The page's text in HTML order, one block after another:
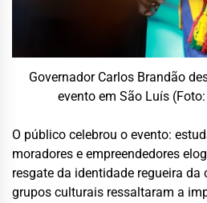
Governador Carlos Brandão
evento em São Luís
O público celebrou o evento:
moradores e empreendedores
resgate da identidade regueira da
grupos culturais ressaltaram a